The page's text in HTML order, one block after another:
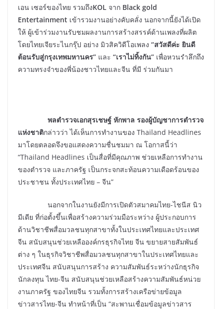
เอน เซอร์ของไทย รวมถึงKOL จาก Black gold
Entertainment เข้ารวมงานอย่างคับคลั่ง นอกจากนี้ยังได้เปิด
ให้ ผู้เข้าร่วมงานรับชมผลงานการสร้างสรรค์ด้านเพลงที่ผลิต
โดยไทยเจียระไนกรุ๊ป อย่าง มิวสิควิดีโอเพลง “สวัสดีค่ะ ยินดี
ต้อนรับสู่กรุงเทพมหานคร” และ “เราไม่ทิ้งกัน” เพื่อหวนรำลึกถึง
ความทรงจำของพี่น้องชาวไทยและจีน ที่มี ร่วมกันมา
พลตำรวจเอกสุรเชษฐ์ หักพาล รองผู้บัญชาการตำรวจ
แห่งชาติกล่าวว่า ได้เห็นการทำงานของ Thailand Headlines
มาโดยตลอดจึงขอแสดงความชื่นชมมา ณ โอกาสนี้ว่า
“Thailand Headlines เป็นสื่อที่มีคุณภาพ ช่วยเหลือการทำงาน
ของตำรวจ และภาครัฐ เป็นกระจกสะท้อนความเดือดร้อนของ
ประชาชน ทั้งประเทศไทย – จีน”
นอกจากในงานยังมีการเปิดตัวสมาคมไทย-ไชนีส นิว
มีเดีย ที่ก่อตั้งขึ้นเพื่อสร้างความร่วมมือระหว่าง ผู้ประกอบการ
ด้านวิชาชีพสื่อมวลชนทุกสาขาทั้งในประเทศไทยและประเทศ
จีน สนับสนุนช่วยเหลือองค์กรธุรกิจไทย จีน ขยายสายสัมพันธ์
ต่าง ๆ ในธุรกิจวิชาชีพสื่อมวลชนทุกสาขาในประเทศไทยและ
ประเทศจีน สนับสนุนการสร้าง ความสัมพันธ์ระหว่างนักธุรกิจ
นักลงทุน ไทย-จีน สนับสนุนช่วยเหลือสร้างความสัมพันธ์หน่วย
งานภาครัฐ ของไทยจีน รวมทั้งการสร้างเครือข่ายข้อมูล
ข่าวสารไทย-จีน ทำหน้าที่เป็น “สะพานเชื่อมข้อมูลข่าวสาร